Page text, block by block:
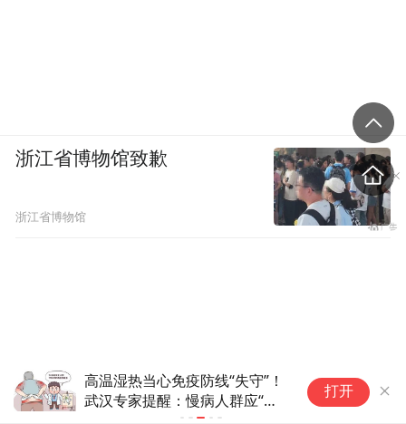
高温湿热当心免疫防线“失守”！
武汉专家提醒：慢病人群应“主
动布防”，远离带状疱疹突袭
打开
浙江省博物馆致歉
浙江省博物馆